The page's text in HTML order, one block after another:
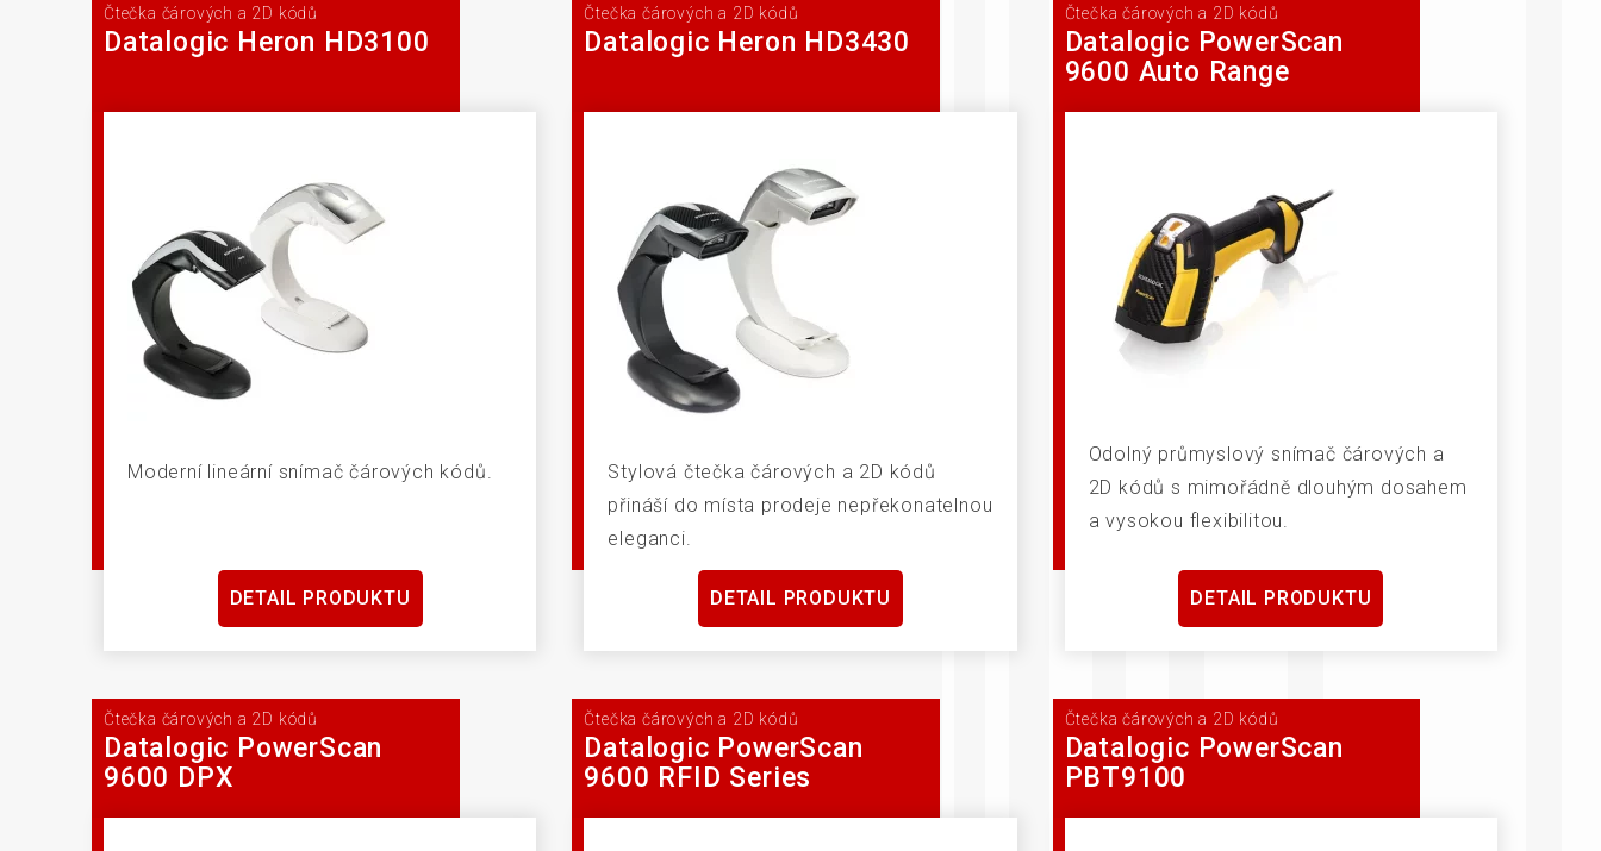
Čtečka čárových a 2D kódů
Datalogic Heron HD3100
Moderní lineární snímač čárových kódů.
DETAIL PRODUKTU
Čtečka čárových a 2D kódů
Datalogic Heron HD3430
Stylová čtečka čárových a 2D kódů
přináší do místa prodeje nepřekonatelnou
eleganci.
DETAIL PRODUKTU
Čtečka čárových a 2D kódů
Datalogic PowerScan
9600 Auto Range
Odolný průmyslový snímač čárových a
2D kódů s mimořádně dlouhým dosahem
a vysokou flexibilitou.
DETAIL PRODUKTU
Čtečka čárových a 2D kódů
Datalogic PowerScan
9600 DPX
Čtečka čárových a 2D kódů
Datalogic PowerScan
9600 RFID Series
Čtečka čárových a 2D kódů
Datalogic PowerScan
PBT9100